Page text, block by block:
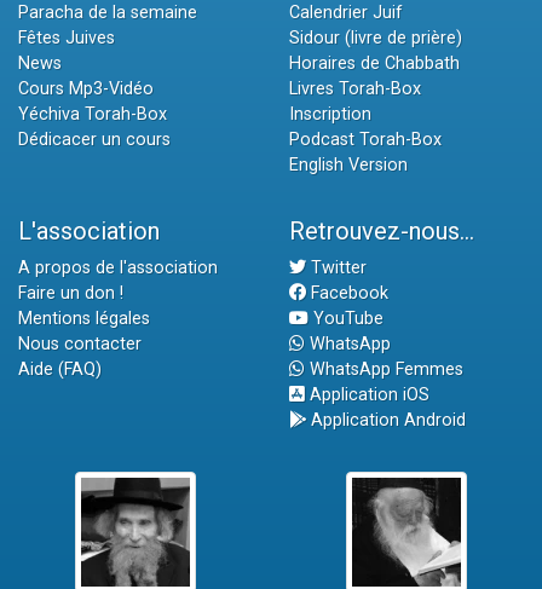
Paracha de la semaine
Fêtes Juives
News
Cours Mp3-Vidéo
Yéchiva Torah-Box
Dédicacer un cours
Calendrier Juif
Sidour (livre de prière)
Horaires de Chabbath
Livres Torah-Box
Inscription
Podcast Torah-Box
English Version
L'association
A propos de l'association
Faire un don !
Mentions légales
Nous contacter
Aide (FAQ)
Retrouvez-nous...
Twitter
Facebook
YouTube
WhatsApp
WhatsApp Femmes
Application iOS
Application Android